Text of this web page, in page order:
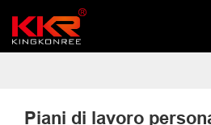
Piani di lavoro